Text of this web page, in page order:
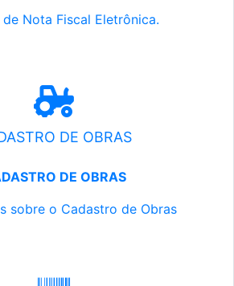
de Nota Fiscal Eletrônica.
DE OBRAS
DE OBRAS
sobre o Cadastro de Obras